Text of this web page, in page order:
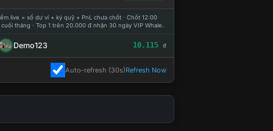
live = số dư ví + ký quỹ + PnL chưa chốt · Chốt 12:00
tháng · Top 1 trên 20.000 đ nhận 30 ngày VIP Whale.
Demo123 10.115 đ
Auto-refresh (30s)Refresh Now